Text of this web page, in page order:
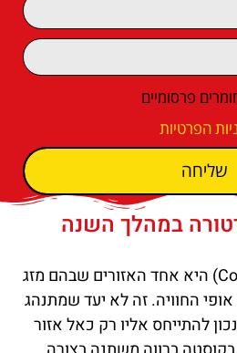
פרסומיים
הפרטיות
שליחה
במהלך השנה
קוסטה ברווה (Costa Brava) היא אחד האזורים שבהם מזג
החוויה. זה לא יעד שמתנהג
להתייחס אליו רק כאל אזור